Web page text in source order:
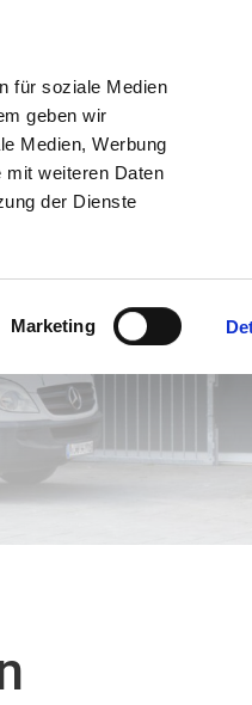
für soziale Medien
geben wir
Medien, Werbung
mit weiteren Daten
der Dienste
Marketing
ums Holz!